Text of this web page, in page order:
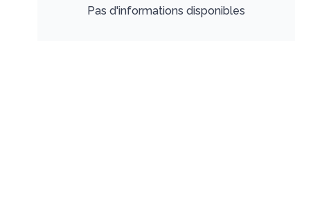
Pas d'informations disponibles